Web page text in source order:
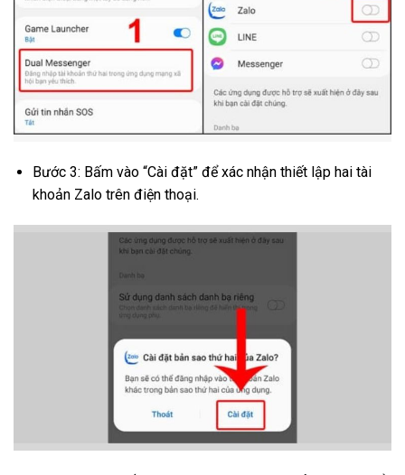
Bước 3: Bấm vào “Cài đặt” để xác nhận thiết lập hai tài
khoản Zalo trên điện thoại.